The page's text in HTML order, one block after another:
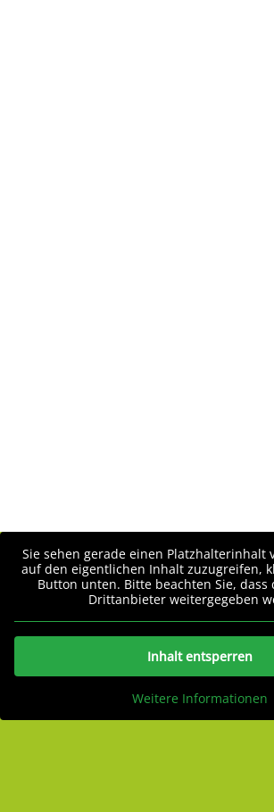
Sie sehen gerade einen Platzhalterinhalt
auf den eigentlichen Inhalt zuzugreifen,
Button unten. Bitte beachten Sie, dass
Drittanbieter weitergegeben
Inhalt entsperren
Weitere Informationen